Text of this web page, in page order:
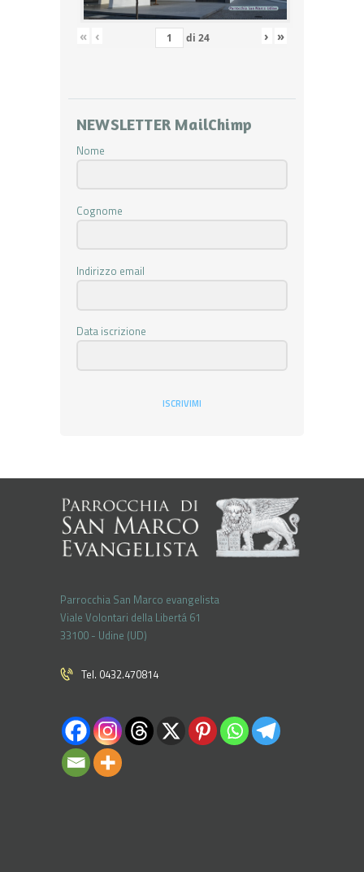
« ‹ di 24 › »
NEWSLETTER MailChimp
Nome
Cognome
Indirizzo email
Data iscrizione
ISCRIVIMI
Parrocchia San Marco evangelista
Viale Volontari della Libertá 61
33100 - Udine (UD)
Tel. 0432.470814